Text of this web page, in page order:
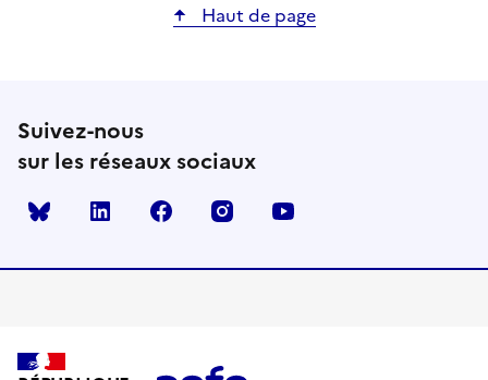
Haut de page
Suivez-nous
sur les réseaux sociaux
Bluesky linkedin facebook instagram